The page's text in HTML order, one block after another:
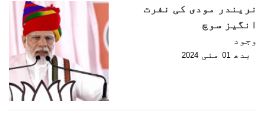
نریندر مودی کی نفرت
انگیز سوچ
وجود
بدھ 01 مئی 2024